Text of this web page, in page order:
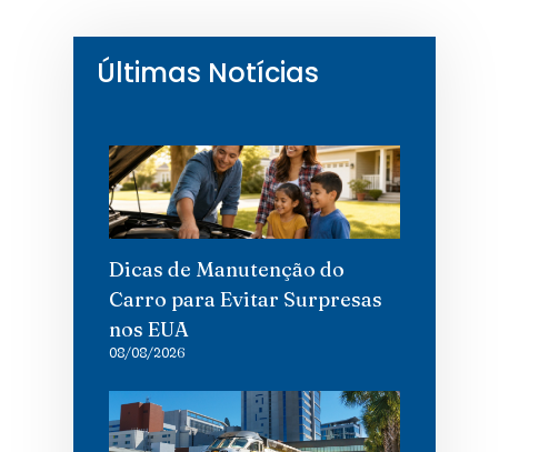
Últimas Notícias
Dicas de Manutenção do
Carro para Evitar Surpresas
nos EUA
08/08/2026